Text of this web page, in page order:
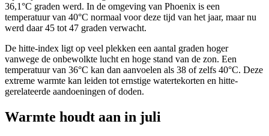
36,1°C graden werd. In de omgeving van Phoenix is een
temperatuur van 40°C normaal voor deze tijd van het jaar, maar nu
werd daar 45 tot 47 graden verwacht.
De hitte-index ligt op veel plekken een aantal graden hoger
vanwege de onbewolkte lucht en hoge stand van de zon. Een
temperatuur van 36°C kan dan aanvoelen als 38 of zelfs 40°C. Deze
extreme warmte kan leiden tot ernstige watertekorten en hitte-
gerelateerde aandoeningen of doden.
Warmte houdt aan in juli